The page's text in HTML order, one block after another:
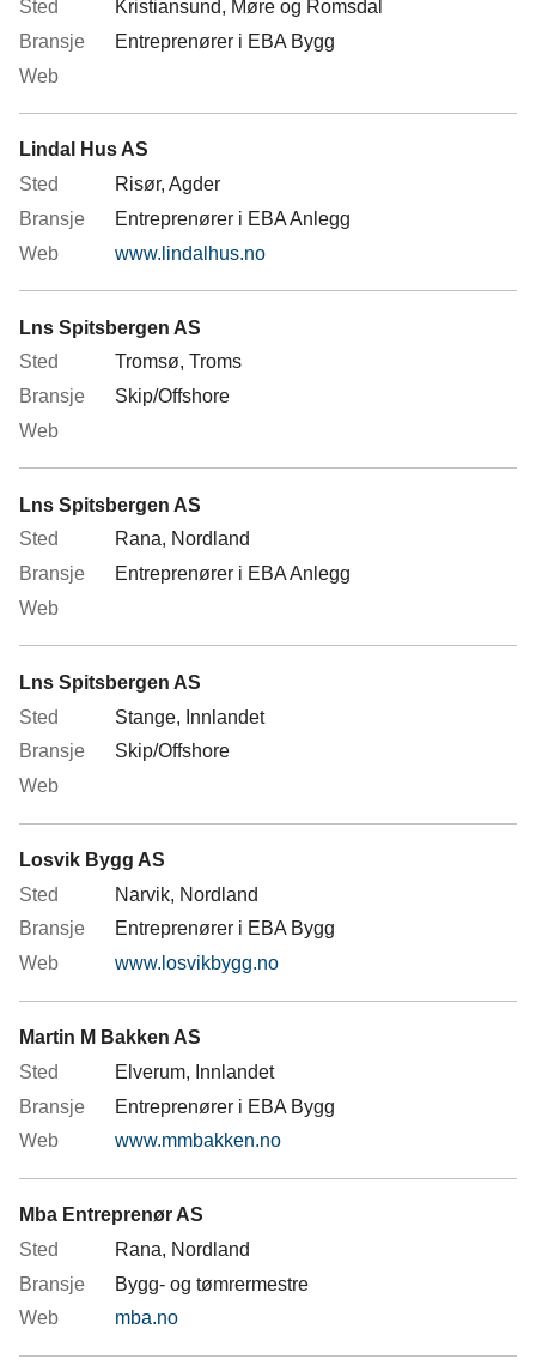
Kristiansund, Møre og Romsdal
Entreprenører i EBA Bygg
Lindal Hus AS
Risør, Agder
Entreprenører i EBA Anlegg
www.lindalhus.no
Lns Spitsbergen AS
Tromsø, Troms
Skip/Offshore
Lns Spitsbergen AS
Rana, Nordland
Entreprenører i EBA Anlegg
Lns Spitsbergen AS
Stange, Innlandet
Skip/Offshore
Losvik Bygg AS
Narvik, Nordland
Entreprenører i EBA Bygg
www.losvikbygg.no
Martin M Bakken AS
Elverum, Innlandet
Entreprenører i EBA Bygg
www.mmbakken.no
Mba Entreprenør AS
Rana, Nordland
Bygg- og tømrermestre
mba.no